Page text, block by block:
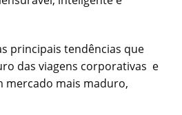
principais tendências que
das viagens corporativas e
mercado mais maduro,